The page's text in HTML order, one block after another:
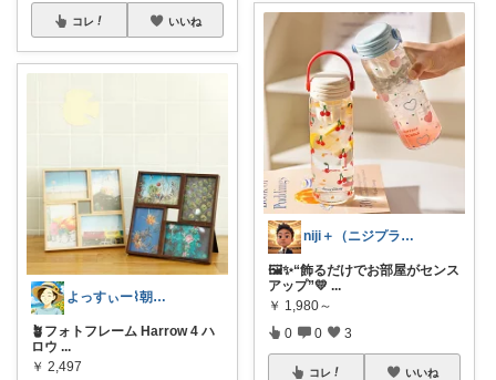
コレ いいね
よっすぃー⌇朝コレ☀楽しい暮らし😇
🪴フォトフレーム Harrow 4 ハ
ロウ ...
￥ 2,497
niji＋（ニジプラス）感謝しています
🖼️✨“飾るだけでお部屋がセンス
アップ”💛 ...
￥ 1,980～
0 0 3
コレ いいね